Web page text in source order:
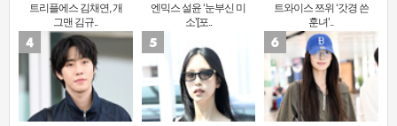
트리플에스 김채연, 개
그맨 김규..
엔믹스 설윤 ‘눈부신 미
소’[포..
트와이스 쯔위 ‘갓경 쓴
훈녀’..